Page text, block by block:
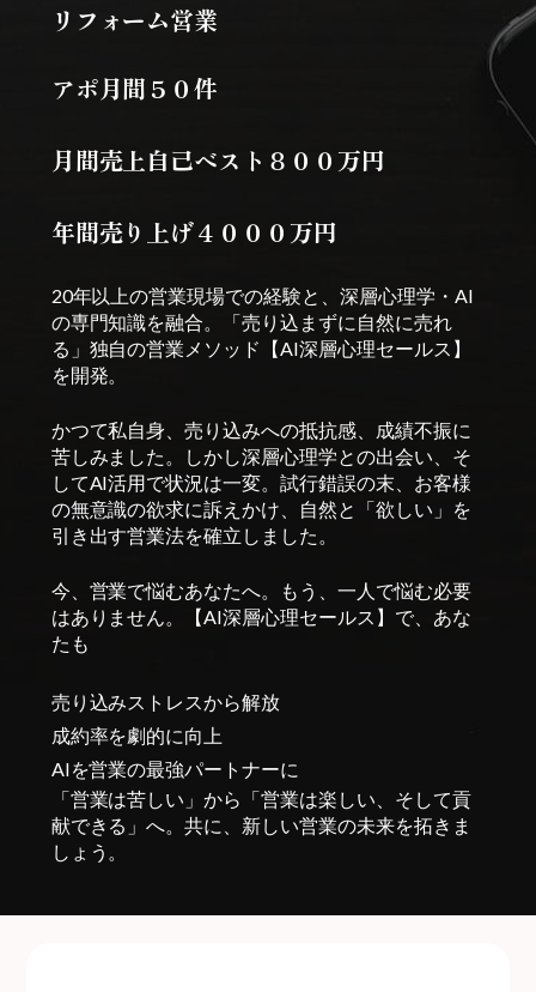
リフォーム営業
アポ月間５０件
月間売上自己ベスト８００万円
年間売り上げ４０００万円
20年以上の営業現場での経験と、深層心理学・AI
の専門知識を融合。「売り込まずに自然に売れ
る」独自の営業メソッド【AI深層心理セールス】
を開発。
かつて私自身、売り込みへの抵抗感、成績不振に
苦しみました。しかし深層心理学との出会い、そ
してAI活用で状況は一変。試行錯誤の末、お客様
の無意識の欲求に訴えかけ、自然と「欲しい」を
引き出す営業法を確立しました。
今、営業で悩むあなたへ。もう、一人で悩む必要
はありません。
【AI深層心理セールス】で、あな
たも
売り込みストレスから解放
成約率を劇的に向上
AIを営業の最強パートナーに
「営業は苦しい」から「営業は楽しい、そして貢
献できる」へ。共に、新しい営業の未来を拓きま
しょう。